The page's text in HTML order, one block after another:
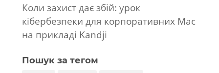
Коли захист дає збій: урок
кібербезпеки для корпоративних Mac
на прикладі Kandji
Пошук за тегом